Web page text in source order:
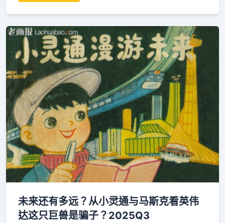
未来还有多远？从小灵通与马斯克看英伟
达这只巨兽是骗子？2025Q3